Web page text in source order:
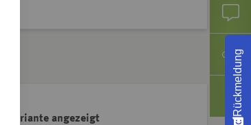
angezeigt
Rückmeldung